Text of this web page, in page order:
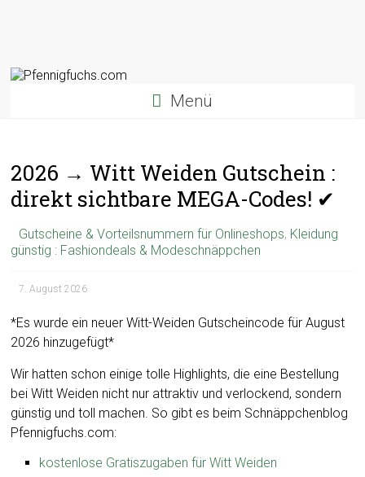
Menü
2026 → Witt Weiden Gutschein :
direkt sichtbare MEGA-Codes! ✔
Gutscheine & Vorteilsnummern für Onlineshops, Kleidung
günstig : Fashiondeals & Modeschnäppchen
7. August 2026
*Es wurde ein neuer Witt-Weiden Gutscheincode für August
2026 hinzugefügt*
Wir hatten schon einige tolle Highlights, die eine Bestellung
bei Witt Weiden nicht nur attraktiv und verlockend, sondern
günstig und toll machen. So gibt es beim Schnäppchenblog
Pfennigfuchs.com:
kostenlose Gratiszugaben für Witt Weiden